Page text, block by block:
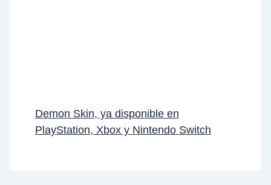
Demon Skin, ya disponible en
PlayStation, Xbox y Nintendo Switch